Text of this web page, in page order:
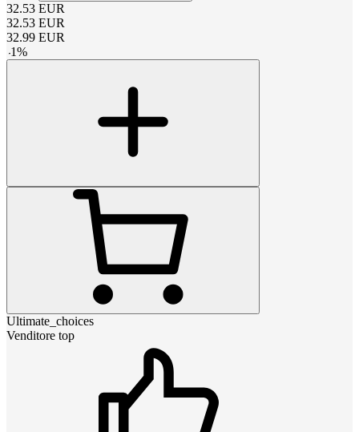
32.53 EUR
32.53 EUR
32.99 EUR
-1%
Ultimate_choices
Venditore top